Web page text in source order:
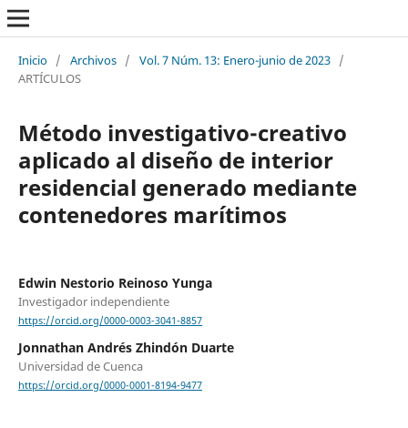
Inicio / Archivos / Vol. 7 Núm. 13: Enero-junio de 2023 /
ARTÍCULOS
Método investigativo-creativo
aplicado al diseño de interior
residencial generado mediante
contenedores marítimos
Edwin Nestorio Reinoso Yunga
Investigador independiente
https://orcid.org/0000-0003-3041-8857
Jonnathan Andrés Zhindón Duarte
Universidad de Cuenca
https://orcid.org/0000-0001-8194-9477